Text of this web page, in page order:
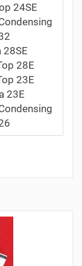
24SE
28SE
28E
23Е
23E